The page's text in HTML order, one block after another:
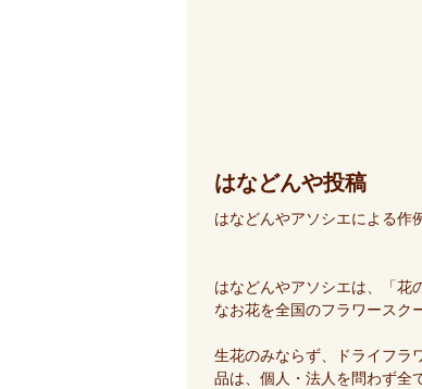
はなどんや投稿
はなどんやアソシエによる作
はなどんやアソシエは、「花
なお花を全国のフラワースク
生花のみならず、ドライフラ
品は、個人・法人を問わず全